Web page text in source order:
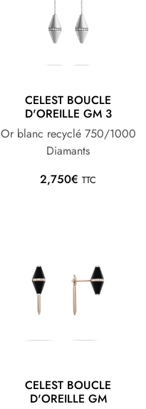
CELEST BOUCLE
D'OREILLE GM 3
Or blanc recyclé 750/1000
Diamants
2,750€ TTC
CELEST BOUCLE
D'OREILLE GM